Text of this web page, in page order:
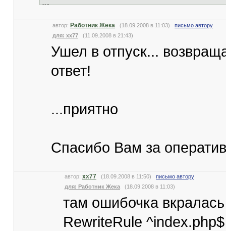
автор: Работник Жека (18.09.2008 в 11:03) письмо автору
для: xx77 (11.09.2008 в 21:43)
Ушел в отпуск...
ответ!
...приятно
Спасибо Вам за
автор: xx77 (18.09.2008 в 11:50) письмо автору
для: Работник Жека (18.09.2008 в 11:03)
там ошибочка
RewriteRule